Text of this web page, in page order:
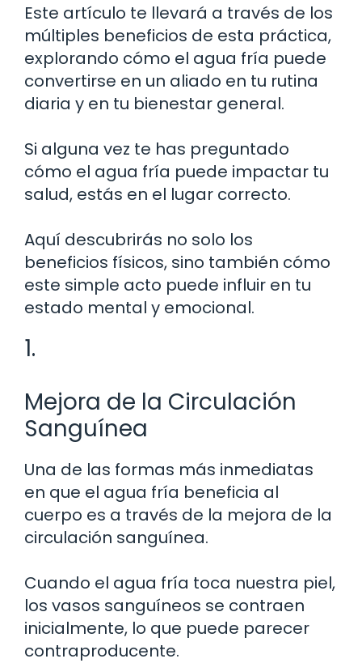
Este artículo te llevará a través de los
múltiples beneficios de esta práctica,
explorando cómo el agua fría puede
convertirse en un aliado en tu rutina
diaria y en tu bienestar general.
Si alguna vez te has preguntado
cómo el agua fría puede impactar tu
salud, estás en el lugar correcto.
Aquí descubrirás no solo los
beneficios físicos, sino también cómo
este simple acto puede influir en tu
estado mental y emocional.
1.
Mejora de la Circulación
Sanguínea
Una de las formas más inmediatas
en que el agua fría beneficia al
cuerpo es a través de la mejora de la
circulación sanguínea.
Cuando el agua fría toca nuestra piel,
los vasos sanguíneos se contraen
inicialmente, lo que puede parecer
contraproducente.